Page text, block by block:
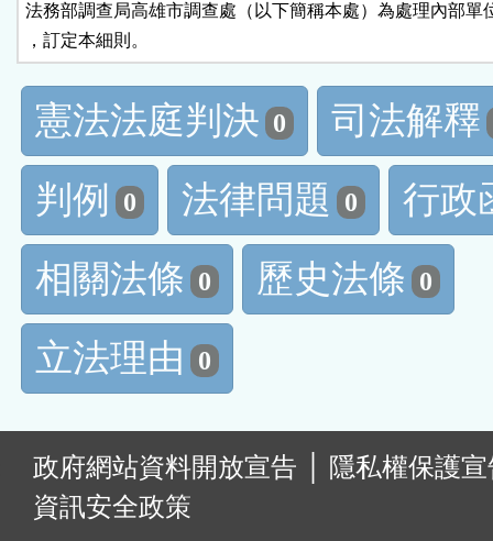
法務部調查局高雄市調查處（以下簡稱本處）為處理內部單
，訂定本細則。
憲法法庭判決 0
司法解釋
判例
0 法律問題 0
行政
相關法條 0 歷史法條 0
立法理由 0
政府網站資料開放宣告
隱私權保護
資訊安全政策